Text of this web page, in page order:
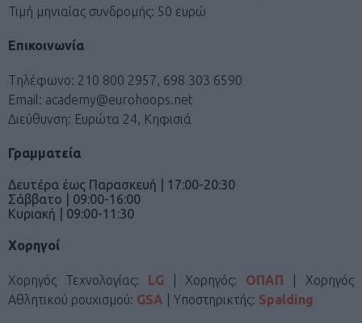
Τιμή μηνιαίας συνδρομής: 50 ευρώ
Επικοινωνία
Tηλέφωνο: 210 800 2957, 698 303 6590
Email: academy@eurohoops.net
Διεύθυνση: Ευρώτα 24, Κηφισιά
Γραμματεία
Δευτέρα έως Παρασκευή | 17:00-20:30
Σάββατο | 09:00-16:00
Κυριακή | 09:00-11:30
Χορηγοί
Χορηγός Τεχνολογίας: LG | Χορηγός: ΟΠΑΠ
| Χορηγός
Αθλητικού ρουχισμού: GSA | Υποστηρικτής: Spalding